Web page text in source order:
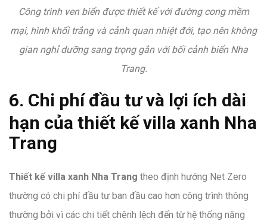
Công trình ven biển được thiết kế với đường cong mềm
mại, hình khối trắng và cảnh quan nhiệt đới, tạo nên không
gian nghỉ dưỡng sang trọng gắn với bối cảnh biển Nha
Trang.
6. Chi phí đầu tư và lợi ích dài
hạn của thiết kế villa xanh Nha
Trang
Thiết kế villa xanh Nha Trang theo định hướng Net Zero
thường có chi phí đầu tư ban đầu cao hơn công trình thông
thường bởi vì các chi tiết chênh lệch đến từ hệ thống năng